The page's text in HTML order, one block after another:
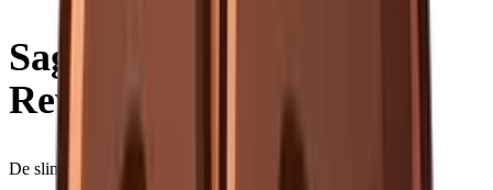
Sage
Review
De slimste elektrische molen voor espresso en filter